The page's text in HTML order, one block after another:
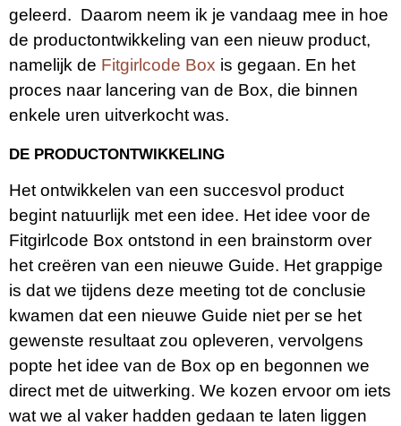
geleerd. Daarom neem ik je vandaag mee in hoe
de productontwikkeling van een nieuw product,
namelijk de Fitgirlcode Box is gegaan. En het
proces naar lancering van de Box, die binnen
enkele uren uitverkocht was.
DE PRODUCTONTWIKKELING
Het ontwikkelen van een succesvol product
begint natuurlijk met een idee. Het idee voor de
Fitgirlcode Box ontstond in een brainstorm over
het creëren van een nieuwe Guide. Het grappige
is dat we tijdens deze meeting tot de conclusie
kwamen dat een nieuwe Guide niet per se het
gewenste resultaat zou opleveren, vervolgens
popte het idee van de Box op en begonnen we
direct met de uitwerking. We kozen ervoor om iets
wat we al vaker hadden gedaan te laten liggen